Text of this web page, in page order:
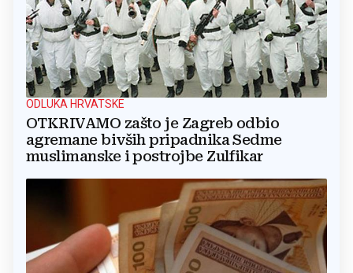
ODLUKA HRVATSKE
OTKRIVAMO zašto je Zagreb odbio
agremane bivših pripadnika Sedme
muslimanske i postrojbe Zulfikar